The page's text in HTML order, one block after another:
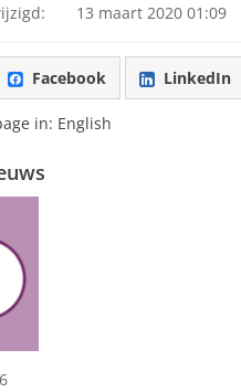
13 maart 2020 01:09
Facebook LinkedIn
in: English